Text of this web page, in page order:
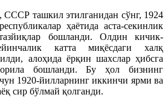
ташкил этилганидан сўнг, 1924
ҳаётида аста-секинлик
бошланди. Олдин кичик-
катта миқёсдаги халқ
алоҳида ёрқин шахслар ҳибсга
бошланди. Бу ҳол бизнинг
1920-йилларнинг иккинчи ярми ва
сир бўлмай қолганди.